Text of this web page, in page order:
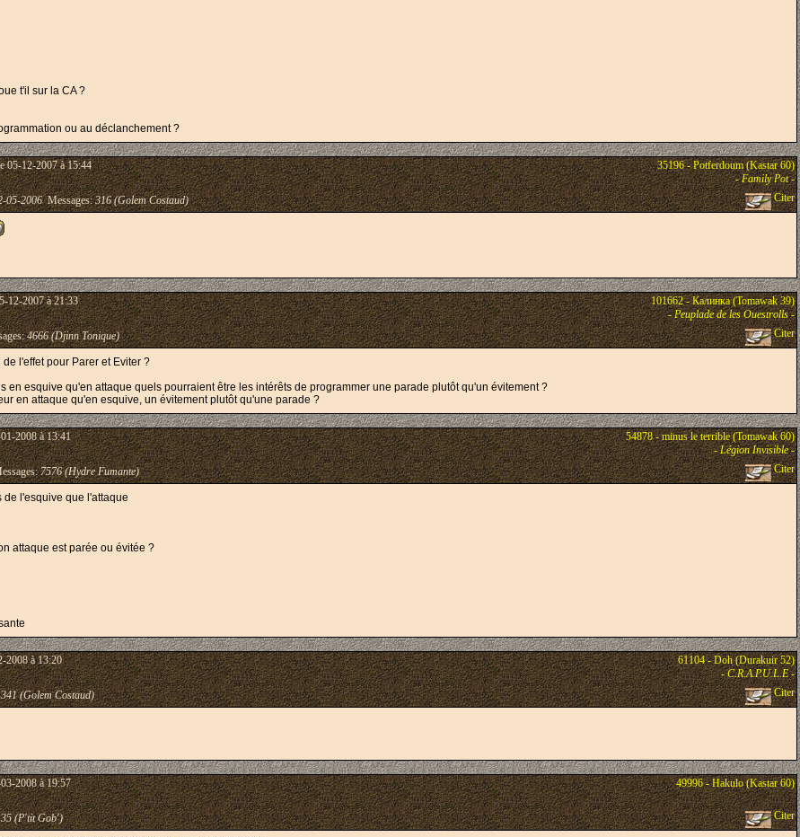
t'il sur la CA ?
ou au déclanchement ?
05-12-2007 à 15:44
35196 - Potferdoum (Kastar 60)
-Family Pot-
05-2006Messages:316 (Golem Costaud) Citer
12-2007 à 21:33
101662 - Калинка (Tomawak 39)
-Peuplade de les Ouestrolls-
4666 (Djinn Tonique) Citer
l'effet pour Parer et Eviter ?
en esquive qu'en attaque quels pourraient être les intérêts de programmer une parade plutôt qu'un évitement ?
en attaque qu'en esquive, un évitement plutôt qu'une parade ?
2008 à 13:41
54878 - minus le terrible (Tomawak 60)
-Légion Invisible-
7576 (Hydre Fumante) Citer
de l'esquive que l'attaque
attaque est parée ou évitée ?
2008 à 13:20
61104 - Doh (Durakuir 52)
-C.R.A.P.U.L.E-
341 (Golem Costaud) Citer
2008 à 19:57 49996 - Hakulo (Kastar 60)
35 (P'tit Gob') Citer